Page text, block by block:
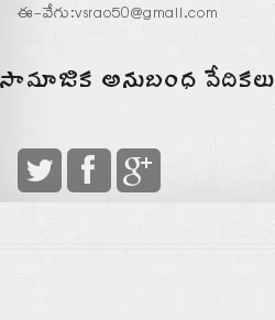
ఈ-వేగు:vsrao50@gmail.com
సామాజిక అనుబంధ వేదికలు